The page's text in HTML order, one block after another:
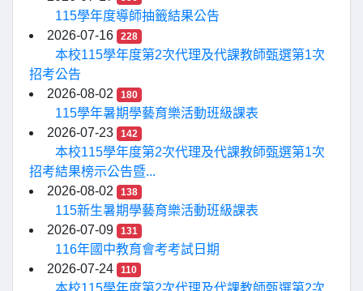
115學年度導師抽籤結果公告
2026-07-16
228
本校115學年度第2次代理及代課教師甄選第1次
招考公告
2026-08-02
180
115學年暑期學藝育樂活動班級課表
2026-07-23
142
本校115學年度第2次代理及代課教師甄選第1次
招考結果榜示公告暨...
2026-08-02
138
115新生暑期學藝育樂活動班級課表
2026-07-09
131
116年國中教育會考考試日期
2026-07-24
110
本校115學年度第2次代理及代課教師甄選第2次